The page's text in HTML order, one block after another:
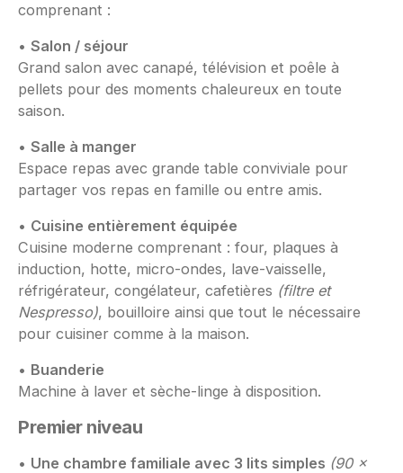
comprenant :
• Salon / séjour
Grand salon avec canapé, télévision et poêle à
pellets pour des moments chaleureux en toute
saison.
• Salle à manger
Espace repas avec grande table conviviale pour
partager vos repas en famille ou entre amis.
• Cuisine entièrement équipée
Cuisine moderne comprenant : four, plaques à
induction, hotte, micro-ondes, lave-vaisselle,
réfrigérateur, congélateur, cafetières (filtre et
Nespresso), bouilloire ainsi que tout le nécessaire
pour cuisiner comme à la maison.
• Buanderie
Machine à laver et sèche-linge à disposition.
Premier niveau
• Une chambre familiale avec 3 lits simples (90 ×